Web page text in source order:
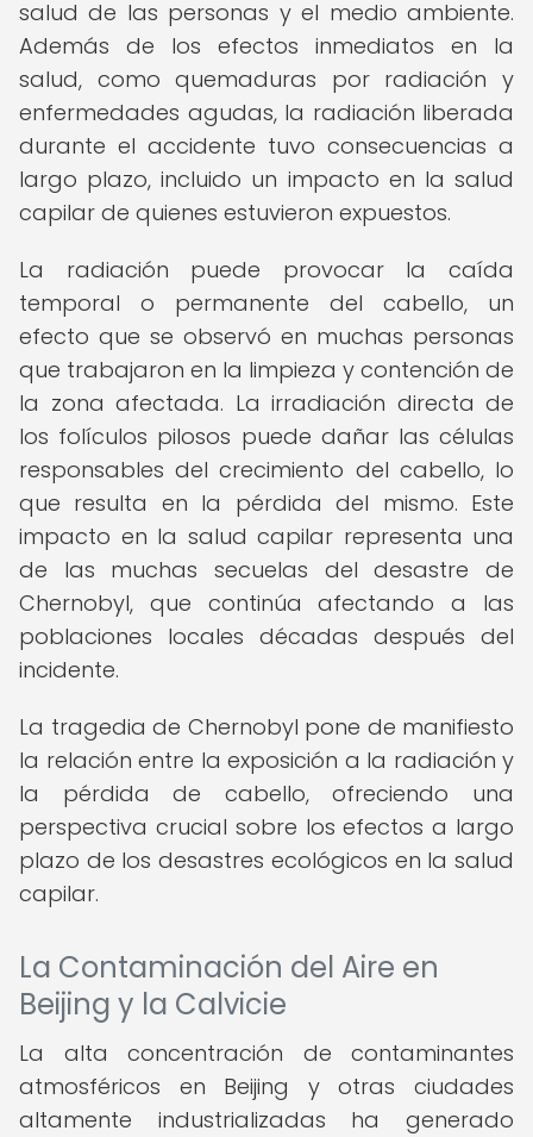
salud de las personas y el medio ambiente.
Además de los efectos inmediatos en la
salud, como quemaduras por radiación y
enfermedades agudas, la radiación liberada
durante el accidente tuvo consecuencias a
largo plazo, incluido un impacto en la salud
capilar de quienes estuvieron expuestos.
La radiación puede provocar la caída
temporal o permanente del cabello, un
efecto que se observó en muchas personas
que trabajaron en la limpieza y contención de
la zona afectada. La irradiación directa de
los folículos pilosos puede dañar las células
responsables del crecimiento del cabello, lo
que resulta en la pérdida del mismo. Este
impacto en la salud capilar representa una
de las muchas secuelas del desastre de
Chernobyl, que continúa afectando a las
poblaciones locales décadas después del
incidente.
La tragedia de Chernobyl pone de manifiesto
la relación entre la exposición a la radiación y
la pérdida de cabello, ofreciendo una
perspectiva crucial sobre los efectos a largo
plazo de los desastres ecológicos en la salud
capilar.
La Contaminación del Aire en
Beijing y la Calvicie
La alta concentración de contaminantes
atmosféricos en Beijing y otras ciudades
altamente industrializadas ha generado